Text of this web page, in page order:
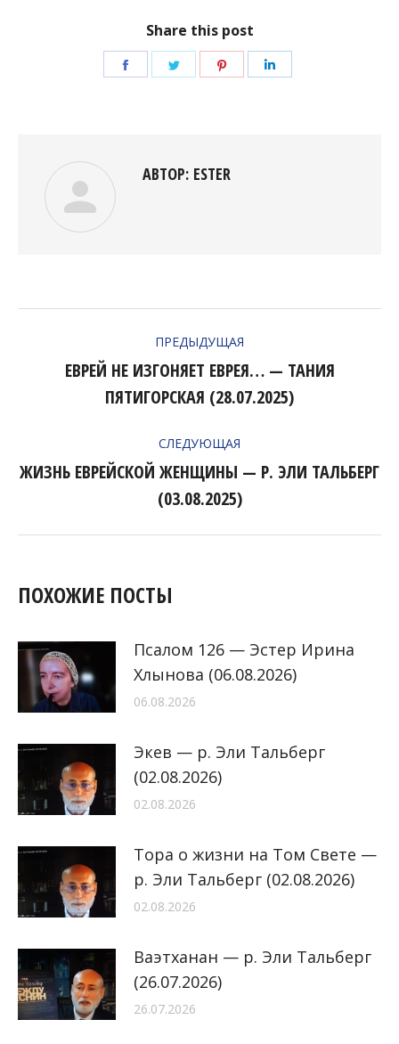
Share this post
ПоделитьсяПоделитьсяПоделиться
АВТОР: ESTER
ЗАПИСЯМ
ПРЕДЫДУЩАЯ
Предыдущая
запись:
ЕВРЕЙ НЕ ИЗГОНЯЕТ ЕВРЕЯ… — ТАНИЯ
ПЯТИГОРСКАЯ (28.07.2025)
СЛЕДУЮЩАЯ
Следующая
запись:
ЖИЗНЬ ЕВРЕЙСКОЙ ЖЕНЩИНЫ — Р. ЭЛИ ТАЛЬБЕРГ
(03.08.2025)
ПОХОЖИЕ ПОСТЫ
Псалом 126 — Эстер Ирина
Хлынова (06.08.2026)
06.08.2026
Экев — р. Эли Тальберг
(02.08.2026)
02.08.2026
Тора о жизни на Том Свете —
р. Эли Тальберг (02.08.2026)
02.08.2026
Ваэтханан — р. Эли Тальберг
(26.07.2026)
26.07.2026